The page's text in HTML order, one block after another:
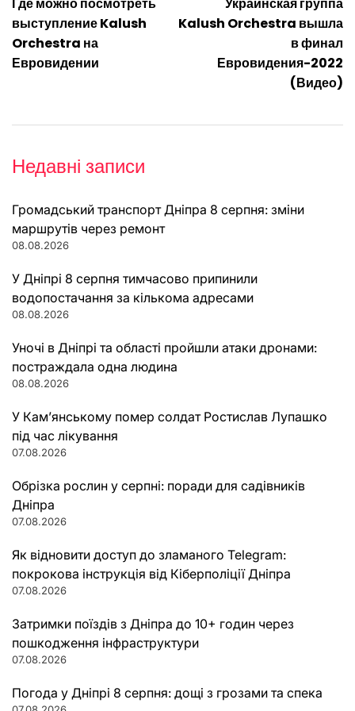
записів
выступление Kalush
Orchestra на
Евровидении
Kalush Orchestra вышла
в финал
Евровидения-2022
(Видео)
Недавні записи
Громадський транспорт Дніпра 8 серпня: зміни
маршрутів через ремонт
08.08.2026
У Дніпрі 8 серпня тимчасово припинили
водопостачання за кількома адресами
08.08.2026
Уночі в Дніпрі та області пройшли атаки дронами:
постраждала одна людина
08.08.2026
У Кам’янському помер солдат Ростислав Лупашко
під час лікування
07.08.2026
Обрізка рослин у серпні: поради для садівників
Дніпра
07.08.2026
Як відновити доступ до зламаного Telegram:
покрокова інструкція від Кіберполіції Дніпра
07.08.2026
Затримки поїздів з Дніпра до 10+ годин через
пошкодження інфраструктури
07.08.2026
Погода у Дніпрі 8 серпня: дощі з грозами та спека